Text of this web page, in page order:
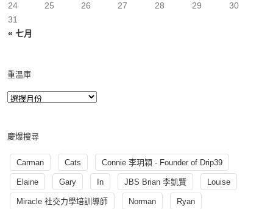
« 七月
24
25 26 27 28 29
30
31
重溫庫
慶爆搜尋
Carman Cats Connie 李玥穎 - Founder of Drip39
Elaine Gary In JBS Brian 李凱賢 Louise
Miracle 社交力學培訓導師 Norman Ryan